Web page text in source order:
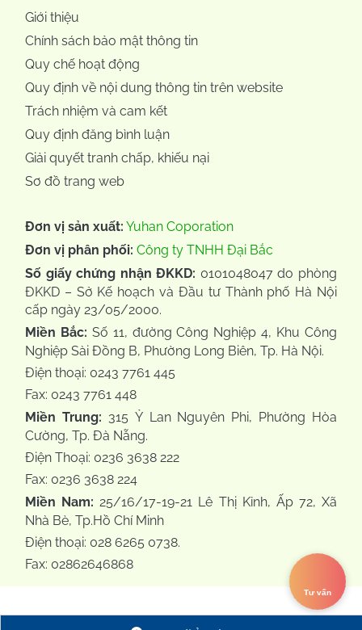
Giới thiệu
Chính sách bảo mật thông tin
Quy chế hoạt động
Quy định về nội dung thông tin trên website
Trách nhiệm và cam kết
Quy định đăng bình luận
Giải quyết tranh chấp, khiếu nại
Sơ đồ trang web
Đơn vị sản xuất: Yuhan Coporation
Đơn vị phân phối: Công ty TNHH Đại Bắc
Số giấy chứng nhận ĐKKD: 0101048047 do phòng
ĐKKD – Sở Kế hoạch và Đầu tư Thành phố Hà Nội
cấp ngày 23/05/2000.
Miền Bắc: Số 11, đường Công Nghiệp 4, Khu Công
Nghiệp Sài Đồng B, Phường Long Biên, Tp. Hà Nội.
Điện thoại: 0243 7761 445
Fax: 0243 7761 448
Miền Trung: 315 Ỷ Lan Nguyên Phi, Phường Hòa
Cường, Tp. Đà Nẵng.
Điện Thoại: 0236 3638 222
Fax: 0236 3638 224
Miền Nam: 25/16/17-19-21 Lê Thị Kỉnh, Ấp 72, Xã
Nhà Bè, Tp.Hồ Chí Minh
Điện thoại: 028 6265 0738.
Fax: 02862646868
Tư vấn